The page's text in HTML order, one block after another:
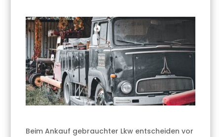
Beim Ankauf gebrauchter Lkw entscheiden vor